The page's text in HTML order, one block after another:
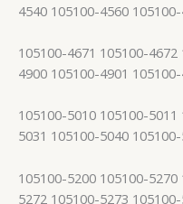
4540 105100-4560
105100-4671 105100-
4900 105100-4901
105100-5010 105100-
5031 105100-5040
105100-5200 105100-
5272 105100-5273